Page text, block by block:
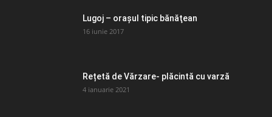
Lugoj – orașul tipic bănăţean
16 iunie 2017
Rețetă de Vărzare- plăcintă cu varză
4 ianuarie 2021